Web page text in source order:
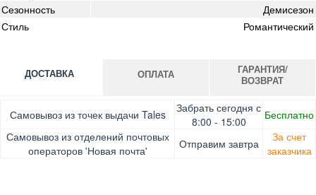
Сезонность
Демисезон
Стиль
Романтический
ДОСТАВКА
Самовывоз из точек выдачи Tales
Забрать сегодня с
8:00 - 15:00
Бесплатно
Самовывоз из отделений почтовых
операторов 'Новая почта'
Отправим завтра
За счет
заказчика
ОПЛАТА
Оплата при получении товара, Картой онлайн, Google
Pay, Безналичными для юридических лиц, Безналичными
для физических лиц, Apple Pay, Mastercard, Visa
ГАРАНТИЯ/
ВОЗВРАТ
Гарантия. Обмен/возврат товара в течение 14 дней.
Доставка за счет заказчика